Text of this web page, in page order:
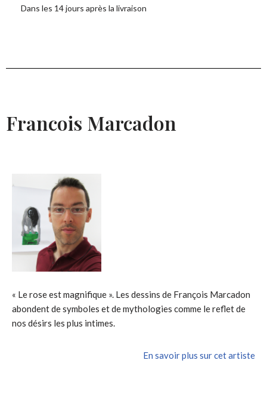
Dans les 14 jours après la livraison
Francois Marcadon
« Le rose est magnifique ». Les dessins de François Marcadon
abondent de symboles et de mythologies comme le reflet de
nos désirs les plus intimes.
En savoir plus sur cet artiste